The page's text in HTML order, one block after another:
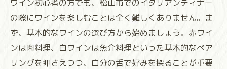
ワイン初心者の方でも、松山市でのイタリアンディナー
の際にワインを楽しむことは全く難しくありません。ま
ず、基本的なワインの選び方から始めましょう。赤ワイ
ンは肉料理、白ワインは魚介料理といった基本的なペア
リングを押さえつつ、自分の舌で好みを探ることが重要